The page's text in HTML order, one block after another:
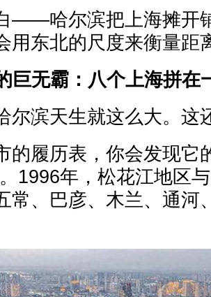
——哈尔滨把上海摊开
用东北的尺度来衡量距
巨无霸：八个上海拼在
尔滨天生就这么大。这
的履历表，你会发现它
1996年，松花江地区
常、巴彦、木兰、通河